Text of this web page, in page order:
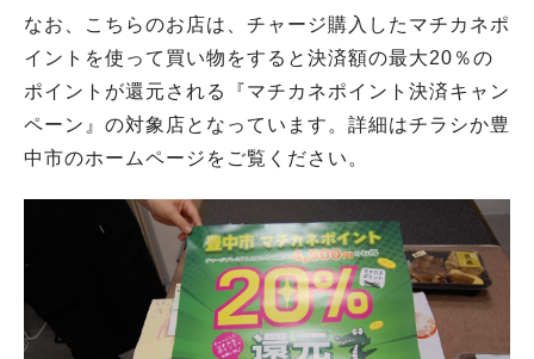
なお、こちらのお店は、チャージ購入したマチカネポ
イントを使って買い物をすると決済額の最大20％の
ポイントが還元される『マチカネポイント決済キャン
ペーン』の対象店となっています。詳細はチラシか豊
中市のホームページをご覧ください。